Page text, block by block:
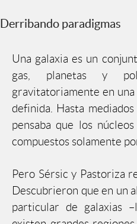
Derribando paradigmas
Una galaxia es un
gas, planetas y
gravitatoriamente en
definida. Hasta
pensaba que los
compuestos solamente
Pero Sérsic y Pastoriza
Descubrieron que en un
particular de galaxias